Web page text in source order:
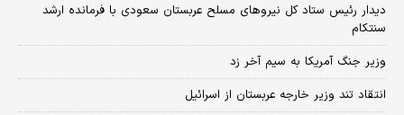
دیدار رئیس ستاد کل نیروهای مسلح عربستان سعودی با فرمانده ارشد
سنتکام
وزیر جنگ آمریکا به سیم آخر زد
انتقاد تند وزیر خارجه عربستان از اسرائیل